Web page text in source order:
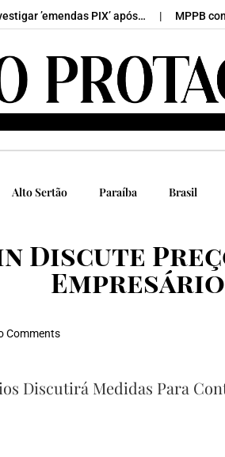
’emendas PIX’ após… MPPB
Alto Sertão Paraíba Brasil
Discute
Comments
Discutirá Medidas Para